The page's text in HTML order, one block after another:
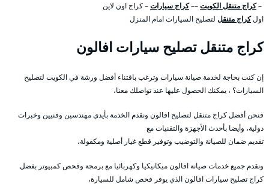
–كراج متنقل الكويت––كراج سيارات– كراج اون لاين
اولكراج متنقل لتصليح السيارات امام المنزل
كراج متنقل تصليح سيارات افالون
إن كنت بحاجة لخدمة صيانة سيارات وترغب باقتناء أفضل ورشة في الكويت لتصليح
السيارات؟ ، يمكنك الحصول عليها عند تواصلك معنا،
فنحن أفضل كراج متنقل لتصليح افالون ونقدم الخدمة بأيدي مهندسين وفنيين وخبرات
دولية، وأيضا بأحدث الأجهزة والتقنيات مع
تقديم ضمان للصيانة والتوضيب وتوفير قطع غيار أصلية ومكفولة،
ونقدم جميع خدمات صيانة افالون ميكانيكيا وكهربائيا مع برمجة وفحص كمبيوتر بفضل
كراج تصليح سيارات افالون الذي يوفر فحص شامل للسيارة،